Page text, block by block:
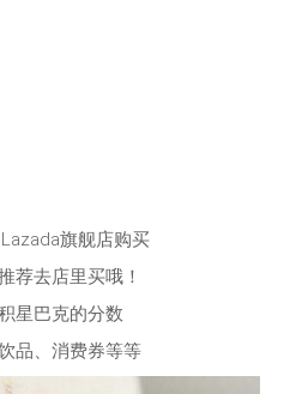
旗舰店购买
荐去店里买哦！
星巴克的分数
品、消费券等等